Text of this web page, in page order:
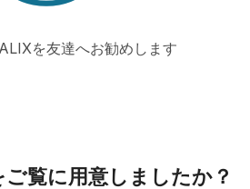
を友達へお勧めします
覧に用意しましたか？